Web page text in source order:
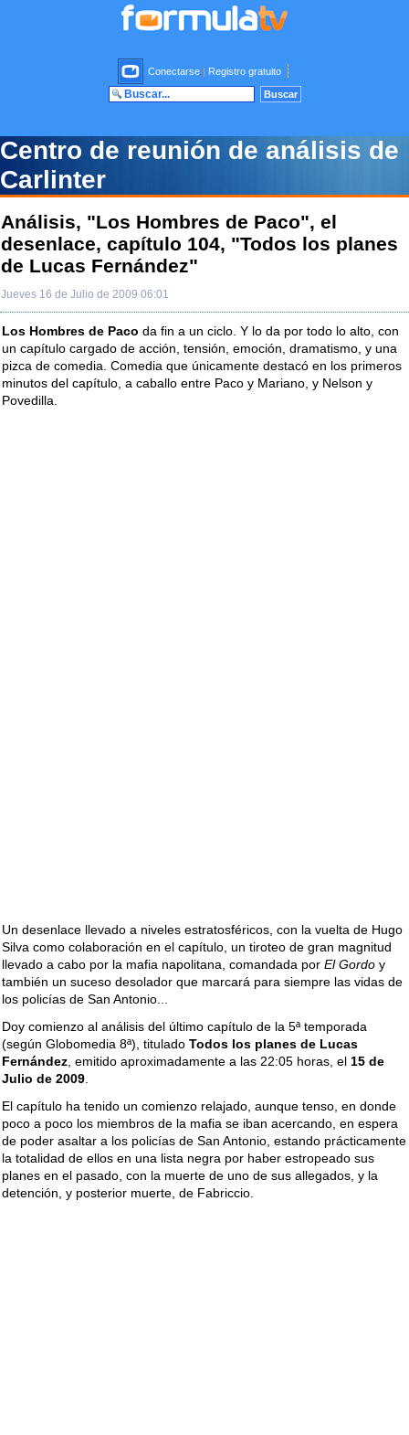
Conectarse | Registro gratuito
Centro de reunión de análisis de
Carlinter
Análisis, "Los Hombres de Paco", el
desenlace, capítulo 104, "Todos los planes
de Lucas Fernández"
Jueves 16 de Julio de 2009 06:01
Los Hombres de Paco da fin a un ciclo. Y lo da por todo lo alto, con
un capítulo cargado de acción, tensión, emoción, dramatismo, y una
pizca de comedia. Comedia que únicamente destacó en los primeros
minutos del capítulo, a caballo entre Paco y Mariano, y Nelson y
Povedilla.
Un desenlace llevado a niveles estratosféricos, con la vuelta de Hugo
Silva como colaboración en el capítulo, un tiroteo de gran magnitud
llevado a cabo por la mafia napolitana, comandada por El Gordo y
también un suceso desolador que marcará para siempre las vidas de
los policías de San Antonio...
Doy comienzo al análisis del último capítulo de la 5ª temporada
(según Globomedia 8ª), titulado Todos los planes de Lucas
Fernández , emitido aproximadamente a las 22:05 horas, el 15 de
Julio de 2009
El capítulo ha tenido un comienzo relajado, aunque tenso, en donde
poco a poco los miembros de la mafia se iban acercando, en espera
de poder asaltar a los policías de San Antonio, estando prácticamente
la totalidad de ellos en una lista negra por haber estropeado sus
planes en el pasado, con la muerte de uno de sus allegados, y la
detención, y posterior muerte, de Fabriccio.